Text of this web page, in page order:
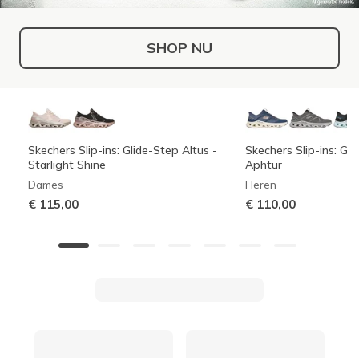
SHOP NU
Skechers Slip-ins: Glide-Step Altus -
Starlight Shine
Dames
€ 115,00
Skechers Slip-ins:
Aphtur
Heren
€ 110,00